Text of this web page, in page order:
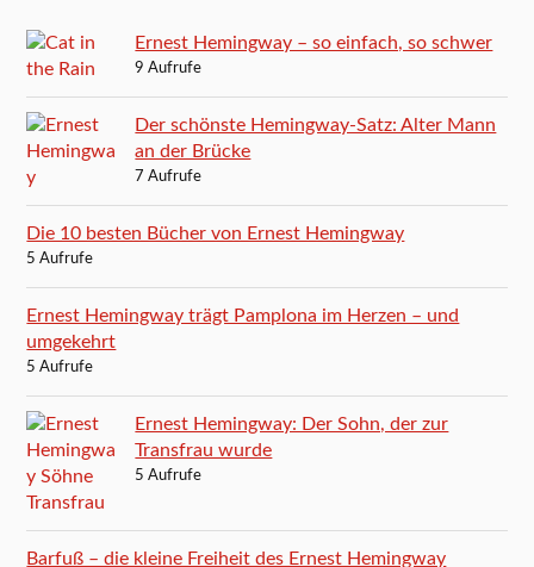
Ernest Hemingway – so einfach, so schwer
9 Aufrufe
Der schönste Hemingway-Satz: Alter Mann
an der Brücke
7 Aufrufe
Die 10 besten Bücher von Ernest Hemingway
5 Aufrufe
Ernest Hemingway trägt Pamplona im Herzen – und
umgekehrt
5 Aufrufe
Ernest Hemingway: Der Sohn, der zur
Transfrau wurde
5 Aufrufe
Barfuß – die kleine Freiheit des Ernest Hemingway